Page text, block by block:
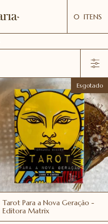
0 ITENS
Esgotado
Tarot Para a Nova Geração -
Editora Matrix